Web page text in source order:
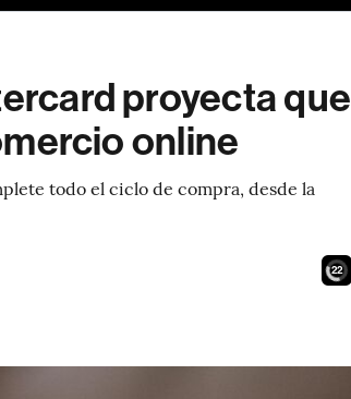
proyecta que
online
todo el ciclo de compra, desde la
20